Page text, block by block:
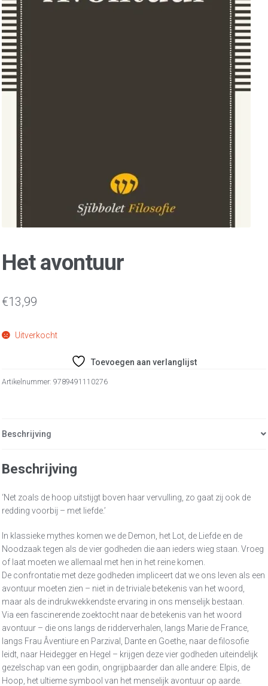
Het avontuur
€13,99
Uitverkocht
Toevoegen aan verlanglijst
Artikelnummer: 9789491110276
Beschrijving
Beschrijving
‘Net zoals de hoop uitstijgt boven haar vervulling, zo gaat zij ook de
redding voorbij – met liefde.’
In klassieke mythes komen we de Demon, het Lot, de Liefde en de
Noodzaak tegen als de vier godheden die aan ieders wieg staan. Vroeg
of laat moeten we allemaal met hen in het reine komen.
De confrontatie met deze godheden impliceert dat we ons leven als een
avontuur moeten zien – niet in de triviale betekenis van het woord,
maar als de indrukwekkendste ervaring in ons menselijk bestaan.
Via een fascinerende zoektocht naar de betekenis van het woord
avontuur – die ons langs de ridderverhalen, langs Marie de France,
langs Frau Âventiure en Parzival, Dante en Goethe, naar de filosofie
leidt, naar Heidegger en Hegel – krijgen deze vier godheden uiteindelijk
gezelschap van een godin, ongrijpbaarder dan alle andere: Elpis, de
Hoop, het ultieme symbool van het menselijk avontuur op aarde.